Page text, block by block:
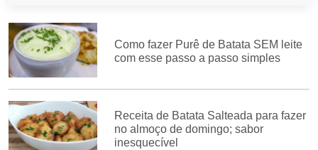
Como fazer Purê de Batata SEM leite
com esse passo a passo simples
Receita de Batata Salteada para fazer
no almoço de domingo; sabor
inesquecível